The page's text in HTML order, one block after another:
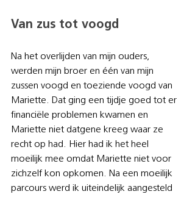
Van zus tot voogd
Na het overlijden van mijn ouders,
werden mijn broer en één van mijn
zussen voogd en toeziende voogd van
Mariette. Dat ging een tijdje goed tot er
financiële problemen kwamen en
Mariette niet datgene kreeg waar ze
recht op had. Hier had ik het heel
moeilijk mee omdat Mariette niet voor
zichzelf kon opkomen. Na een moeilijk
parcours werd ik uiteindelijk aangesteld